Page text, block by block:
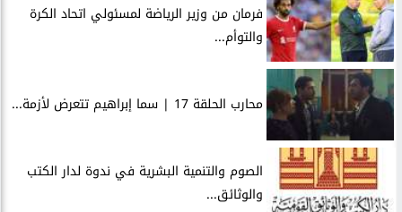
فرمان من وزير الرياضة لمسئولي اتحاد الكرة
والتوأم...
محارب الحلقة 17 | سما إبراهيم تتعرض لأزمة...
الصوم والتنمية البشرية في ندوة لدار الكتب
والوثائق...